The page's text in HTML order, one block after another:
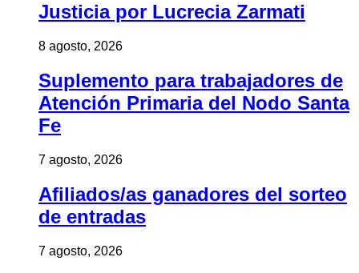
Justicia por Lucrecia Zarmati
8 agosto, 2026
Suplemento para trabajadores de
Atención Primaria del Nodo Santa
Fe
7 agosto, 2026
Afiliados/as ganadores del sorteo
de entradas
7 agosto, 2026